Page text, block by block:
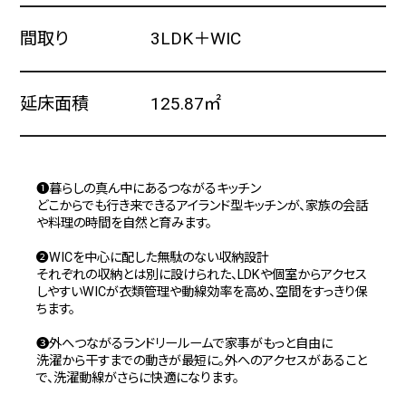
間取り 3LDK＋WIC
延床面積 125.87㎡
❶暮らしの真ん中にあるつながるキッチン
どこからでも行き来できるアイランド型キッチンが、家族の会話
や料理の時間を自然と育みます。
❷WICを中心に配した無駄のない収納設計
それぞれの収納とは別に設けられた、LDKや個室からアクセス
しやすいWICが衣類管理や動線効率を高め、空間をすっきり保
ちます。
❸外へつながるランドリールームで家事がもっと自由に
洗濯から干すまでの動きが最短に。外へのアクセスがあること
で、洗濯動線がさらに快適になります。